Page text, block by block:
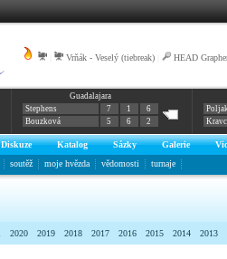
Vrňák - Veselý (tiebreak) HEAD
Guadalajara
Stephens
7 1
6
Bouzková
5 6 2
Diskuze Katalog Sázky Galerie
soutěž moje hvězda vědomosti turnaje
2020 2019 2018 2017 2016 2015 2014 2013